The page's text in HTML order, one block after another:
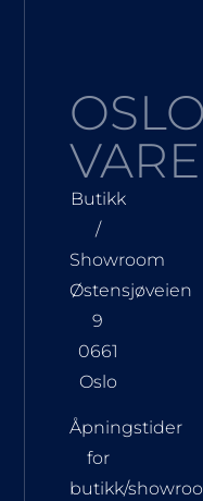
OSLO
Butikk
/
Showroom
Østensjøveien
9
0661
Oslo
Åpningstider
for
butikk/